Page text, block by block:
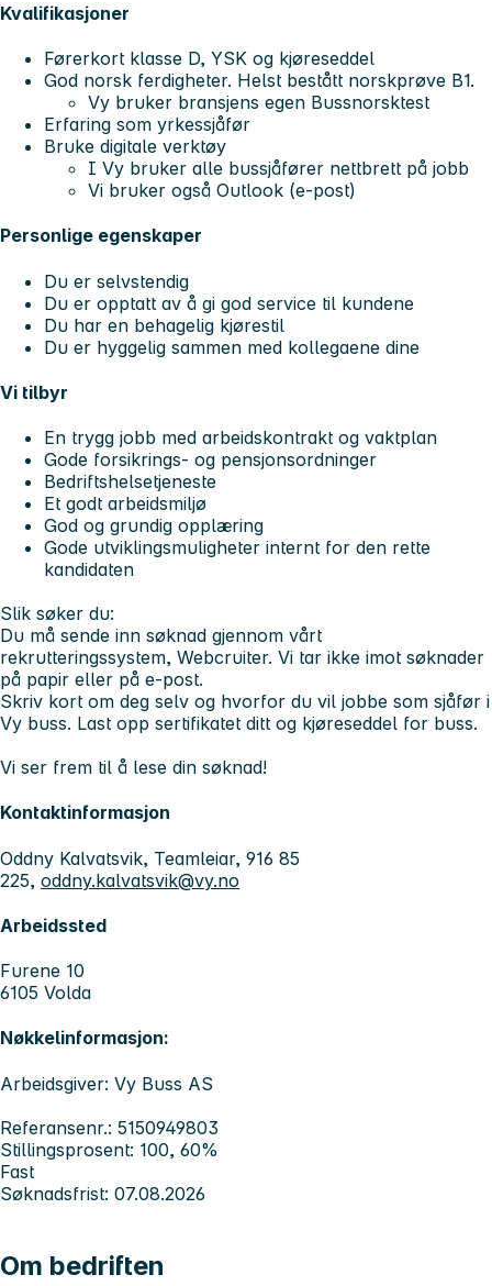
Kvalifikasjoner
Førerkort klasse D, YSK og kjøreseddel
God norsk ferdigheter. Helst bestått norskprøve B1.
Vy bruker bransjens egen Bussnorsktest
Erfaring som yrkessjåfør
Bruke digitale verktøy
I Vy bruker alle bussjåfører nettbrett på jobb
Vi bruker også Outlook (e-post)
Personlige egenskaper
Du er selvstendig
Du er opptatt av å gi god service til kundene
Du har en behagelig kjørestil
Du er hyggelig sammen med kollegaene dine
Vi tilbyr
En trygg jobb med arbeidskontrakt og vaktplan
Gode forsikrings- og pensjonsordninger
Bedriftshelsetjeneste
Et godt arbeidsmiljø
God og grundig opplæring
Gode utviklingsmuligheter internt for den rette
kandidaten
Slik søker du:
Du må sende inn søknad gjennom vårt
rekrutteringssystem, Webcruiter. Vi tar ikke imot søknader
på papir eller på e-post.
Skriv kort om deg selv og hvorfor du vil jobbe som sjåfør i
Vy buss. Last opp sertifikatet ditt og kjøreseddel for buss.
Vi ser frem til å lese din søknad!
Kontaktinformasjon
Oddny Kalvatsvik, Teamleiar, 916 85
225, oddny.kalvatsvik@vy.no
Arbeidssted
Furene 10
6105 Volda
Nøkkelinformasjon:
Arbeidsgiver: Vy Buss AS
Referansenr.: 5150949803
Stillingsprosent: 100, 60%
Fast
Søknadsfrist: 07.08.2026
Om bedriften